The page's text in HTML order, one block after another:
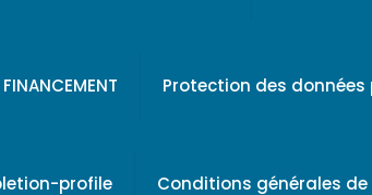
FINANCEMENT Protection des données
profile Conditions générales de